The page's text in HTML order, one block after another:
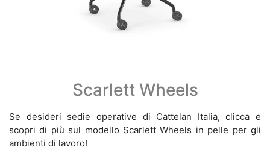
Scarlett Wheels
Se desideri sedie operative di Cattelan Italia, clicca e
scopri di più sul modello Scarlett Wheels in pelle per gli
ambienti di lavoro!